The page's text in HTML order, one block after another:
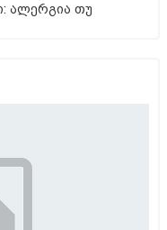
ალერგია თუ